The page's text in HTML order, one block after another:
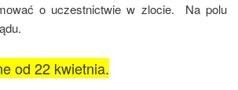
o uczestnictwie w zlocie.
Na polu
od 22 kwietnia.